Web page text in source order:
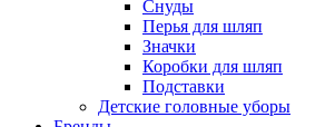
Снуды
Перья для шляп
Значки
Коробки для шляп
Подставки
Детские головные уборы